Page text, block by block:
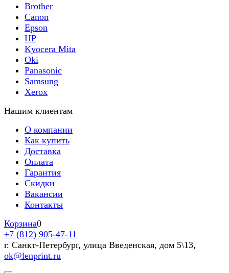
Brother
Canon
Epson
HP
Kyocera Mita
Oki
Panasonic
Samsung
Xerox
Нашим клиентам
О компании
Как купить
Доставка
Оплата
Гарантия
Скидки
Вакансии
Контакты
Корзина0
+7 (812) 905-47-11
г. Санкт-Петербург, улица Введенская, дом 5\13,
ok@lenprint.ru